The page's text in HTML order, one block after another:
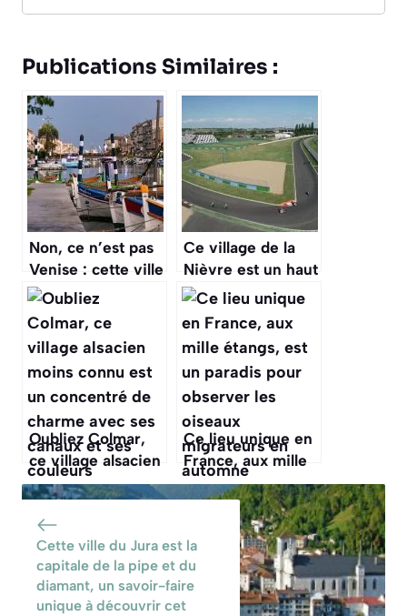
Publications Similaires :
Non, ce n’est pas
Venise : cette ville
des Bouches-du-
Rhône est
surnommée « l’île
singulière » pour
ses canaux et ses
joutes nautiques
Ce village de la
Nièvre est un haut
lieu de la course
automobile, une
visite insolite pour
les amateurs de
vitesse
Oubliez Colmar,
ce village alsacien
moins connu est
un concentré de
charme avec ses
canaux et ses
couleurs
d’automne
Ce lieu unique en
France, aux mille
étangs, est un
paradis pour
observer les
oiseaux
migrateurs en
automne
Cette ville du Jura est la
capitale de la pipe et du
diamant, un savoir-faire
unique à découvrir cet